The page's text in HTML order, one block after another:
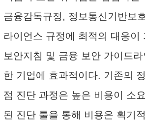
금융감독규정, 정보통신기반보
라이언스 규정에 최적의 대응이
보안지침 및 금융 보안 가이드
한 기업에 효과적이다. 기존의
점 진단 과정은 높은 비용이 소
된 진단 툴을 통해 비용은 획기